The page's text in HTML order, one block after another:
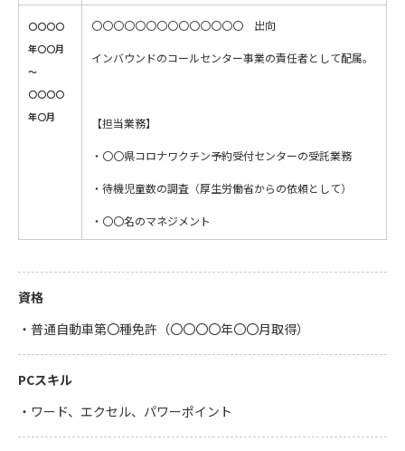
〇〇〇〇
年〇〇月
～
〇〇〇〇
年〇月
〇〇〇〇〇〇〇〇〇〇〇〇〇〇 出向
インバウンドのコールセンター事業の責任者として配属。
【担当業務】
・〇〇県コロナワクチン予約受付センターの受託業務
・待機児童数の調査（厚生労働省からの依頼として）
・〇〇名のマネジメント
資格
・普通自動車第〇種免許（〇〇〇〇年〇〇月取得）
PCスキル
・ワード、エクセル、パワーポイント